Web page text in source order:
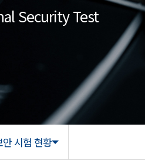
Security Test
시험 현황